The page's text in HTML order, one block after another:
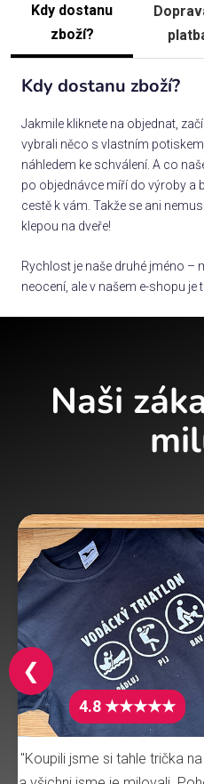
Kdy dostanu
zboží?
Kdy dostanu zboží?
Jakmile kliknete na objednat,
vybrali něco s vlastním
náhledem ke schválení. A co
po objednávce míří do výroby a
cestě k vám. Takže se ani
klepou na dveře!
Rychlost je naše druhé jméno –
neocení, ale v našem e-shopu je
Naši
4.8 ★★★★★
"Koupili jsme si tahle trička
❮